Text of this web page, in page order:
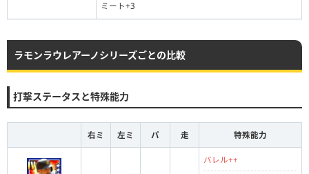
ミート+3
ラモンラウレアーノシリーズごとの比較
打撃ステータスと特殊能力
右ミ 左ミ パ 走 特殊能力
バレル++